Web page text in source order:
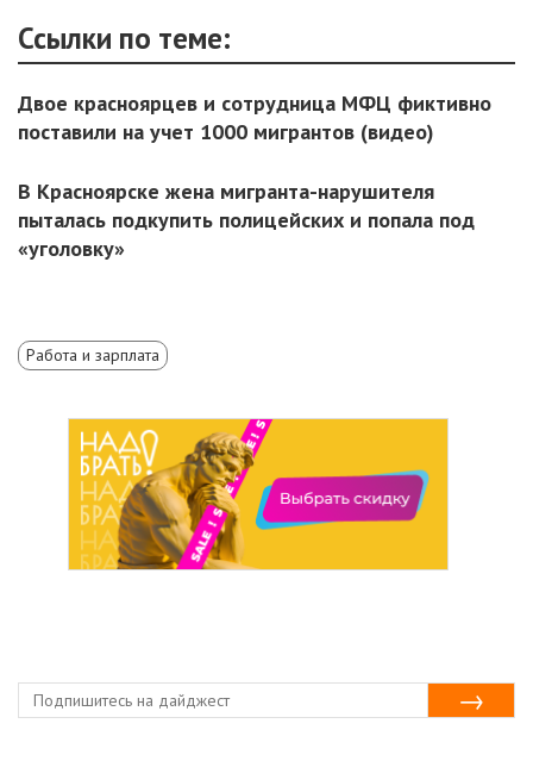
Ссылки по теме:
Двое красноярцев и сотрудница МФЦ фиктивно
поставили на учет 1000 мигрантов (видео)
В Красноярске жена мигранта-нарушителя
пыталась подкупить полицейских и попала под
«уголовку»
Работа и зарплата